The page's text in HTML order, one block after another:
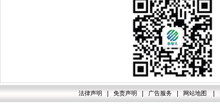
法律声明 免责声明 广告服务 网站地图